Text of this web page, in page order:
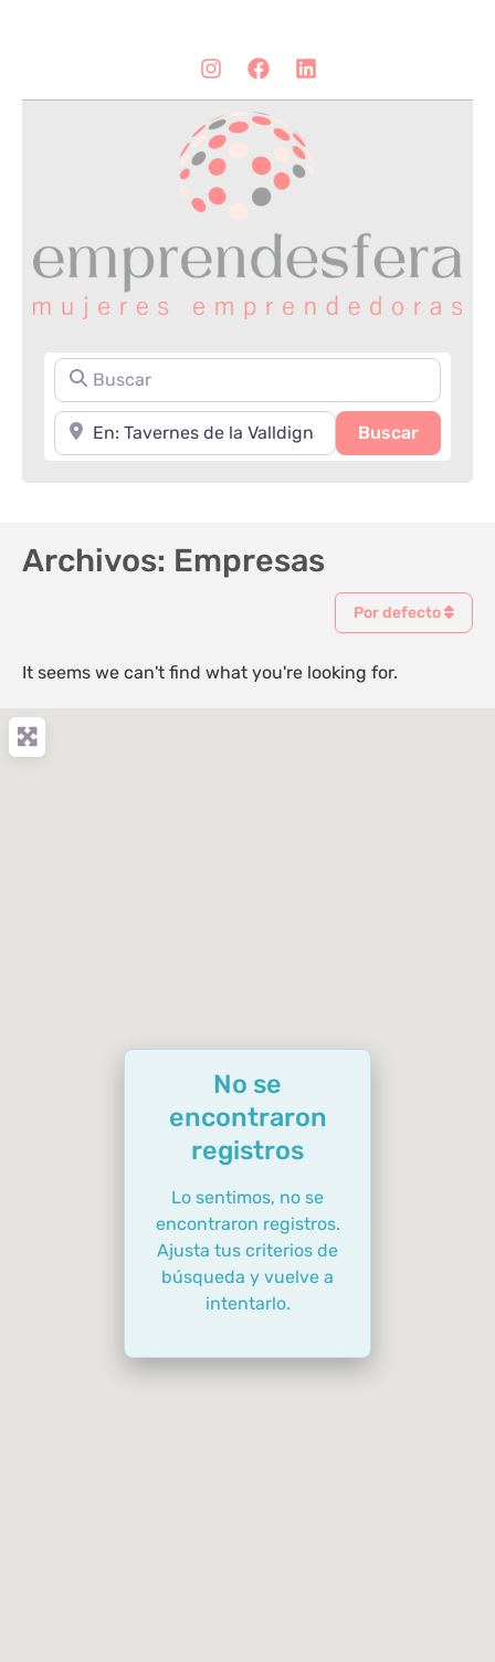
Buscar
Cerca de
BuscarSearch
Archivos: Empresas
Por defecto
It seems we can't find what you're looking for.
No se
encontraron
registros
Lo sentimos, no se
encontraron registros.
Ajusta tus criterios de
búsqueda y vuelve a
intentarlo.